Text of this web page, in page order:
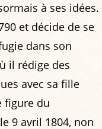
à ses idées.
et décide de se
dans son
il rédige des
avec sa fille
figure du
9 avril 1804, non